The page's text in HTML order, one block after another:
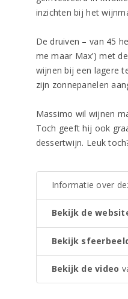
inzichten bij het
De druiven – van 45
me maar Max’) met
wijnen bij een lagere
zijn zonnepanelen
Massimo wil wijnen
Toch geeft hij ook
dessertwijn. Leuk
Informatie over
Bekijk de
Bekijk
Bekijk de video